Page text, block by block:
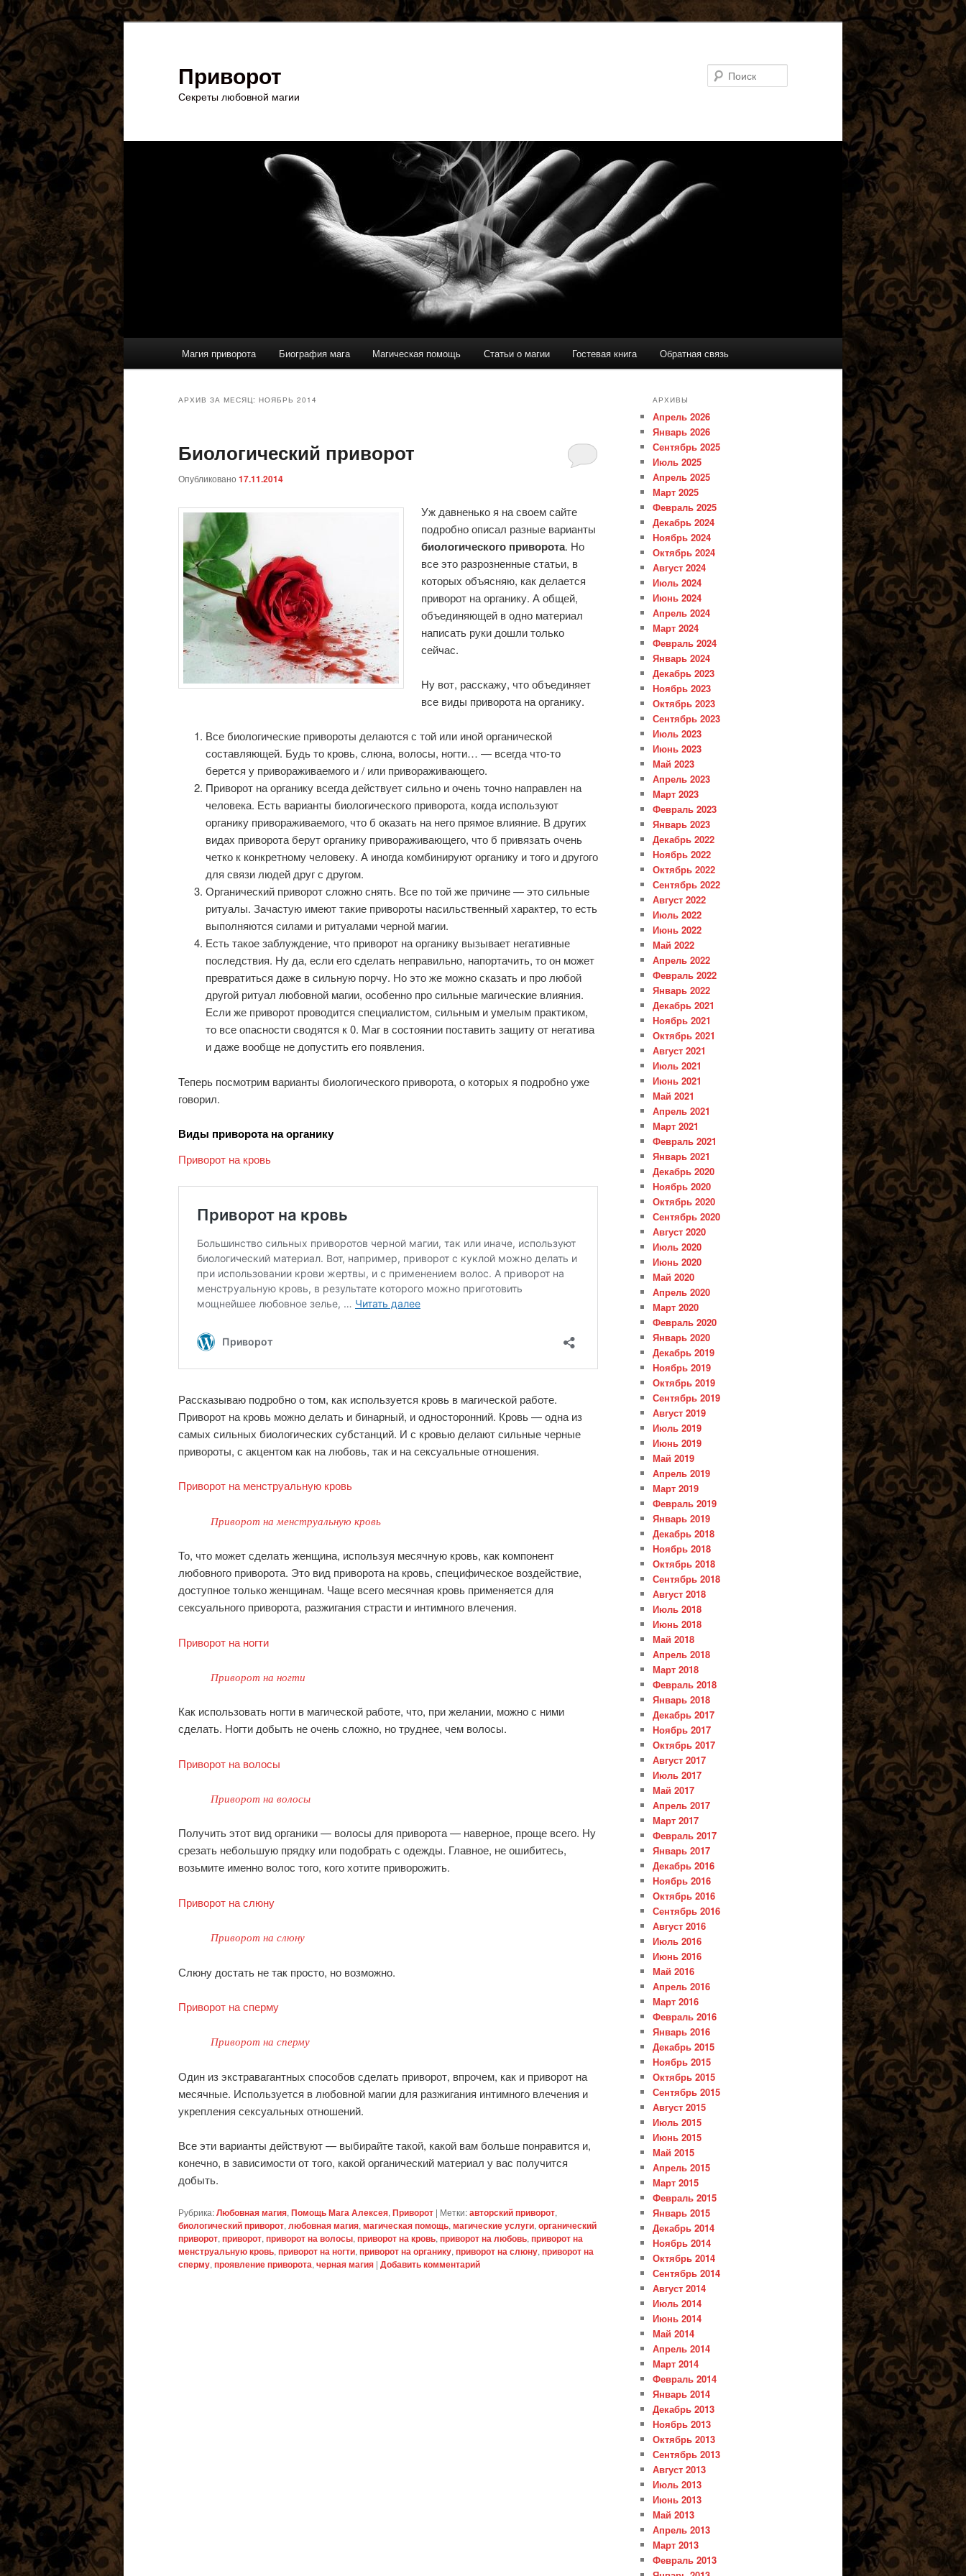
Перейти
к
основному
содержимому
Перейти
к
дополнительному
содержимому
Приворот
Секреты любовной магии
Магия приворота Биография мага Магическая помощь Статьи о магии Гостевая книга Обратная связь
АРХИВ ЗА МЕСЯЦ: НОЯБРЬ 2014
Биологический приворот
Опубликовано 17.11.2014
Уж давненько я на своем сайте
подробно описал разные варианты
биологического приворота. Но
все это разрозненные статьи, в
которых объясняю, как делается
приворот на органику. А общей,
объединяющей в одно материал
написать руки дошли только
сейчас.
Ну вот, расскажу, что объединяет
все виды приворота на органику.
Все биологические привороты делаются с той или иной органической
составляющей. Будь то кровь, слюна, волосы, ногти… — всегда что-то
берется у привораживаемого и / или привораживающего.
Приворот на органику всегда действует сильно и очень точно направлен на
человека. Есть варианты биологического приворота, когда используют
органику привораживаемого, что б оказать на него прямое влияние. В других
видах приворота берут органику привораживающего, что б привязать очень
четко к конкретному человеку. А иногда комбинируют органику и того и другого
для связи людей друг с другом.
Органический приворот сложно снять. Все по той же причине — это сильные
ритуалы. Зачастую имеют такие привороты насильственный характер, то есть
выполняются силами и ритуалами черной магии.
Есть такое заблуждение, что приворот на органику вызывает негативные
последствия. Ну да, если его сделать неправильно, напортачить, то он может
превратиться даже в сильную порчу. Но это же можно сказать и про любой
другой ритуал любовной магии, особенно про сильные магические влияния.
Если же приворот проводится специалистом, сильным и умелым практиком,
то все опасности сводятся к 0. Маг в состоянии поставить защиту от негатива
и даже вообще не допустить его появления.
Теперь посмотрим варианты биологического приворота, о которых я подробно уже
говорил.
Виды приворота на органику
Приворот на кровь
Рассказываю подробно о том, как используется кровь в магической работе.
Приворот на кровь можно делать и бинарный, и односторонний. Кровь — одна из
самых сильных биологических субстанций. И с кровью делают сильные черные
привороты, с акцентом как на любовь, так и на сексуальные отношения.
Приворот на менструальную кровь
Приворот на менструальную кровь
То, что может сделать женщина, используя месячную кровь, как компонент
любовного приворота. Это вид приворота на кровь, специфическое воздействие,
доступное только женщинам. Чаще всего месячная кровь применяется для
сексуального приворота, разжигания страсти и интимного влечения.
Приворот на ногти
Приворот на ногти
Как использовать ногти в магической работе, что, при желании, можно с ними
сделать. Ногти добыть не очень сложно, но труднее, чем волосы.
Приворот на волосы
Приворот на волосы
Получить этот вид органики — волосы для приворота — наверное, проще всего. Ну
срезать небольшую прядку или подобрать с одежды. Главное, не ошибитесь,
возьмите именно волос того, кого хотите приворожить.
Приворот на слюну
Приворот на слюну
Слюну достать не так просто, но возможно.
Приворот на сперму
Приворот на сперму
Один из экстравагантных способов сделать приворот, впрочем, как и приворот на
месячные. Используется в любовной магии для разжигания интимного влечения и
укрепления сексуальных отношений.
Все эти варианты действуют — выбирайте такой, какой вам больше понравится и,
конечно, в зависимости от того, какой органический материал у вас получится
добыть.
Рубрика:Любовная магия, Помощь Мага Алексея, Приворот | Метки:авторский приворот,
биологический приворот, любовная магия, магическая помощь, магические услуги, органический
приворот, приворот, приворот на волосы, приворот на кровь, приворот на любовь, приворот на
менструальную кровь, приворот на ногти, приворот на органику, приворот на слюну, приворот на
сперму, проявление приворота, черная магия | Добавить комментарий
АРХИВЫ
Апрель 2026
Январь 2026
Сентябрь 2025
Июль 2025
Апрель 2025
Март 2025
Февраль 2025
Декабрь 2024
Ноябрь 2024
Октябрь 2024
Август 2024
Июль 2024
Июнь 2024
Апрель 2024
Март 2024
Февраль 2024
Январь 2024
Декабрь 2023
Ноябрь 2023
Октябрь 2023
Сентябрь 2023
Июль 2023
Июнь 2023
Май 2023
Апрель 2023
Март 2023
Февраль 2023
Январь 2023
Декабрь 2022
Ноябрь 2022
Октябрь 2022
Сентябрь 2022
Август 2022
Июль 2022
Июнь 2022
Май 2022
Апрель 2022
Февраль 2022
Январь 2022
Декабрь 2021
Ноябрь 2021
Октябрь 2021
Август 2021
Июль 2021
Июнь 2021
Май 2021
Апрель 2021
Март 2021
Февраль 2021
Январь 2021
Декабрь 2020
Ноябрь 2020
Октябрь 2020
Сентябрь 2020
Август 2020
Июль 2020
Июнь 2020
Май 2020
Апрель 2020
Март 2020
Февраль 2020
Январь 2020
Декабрь 2019
Ноябрь 2019
Октябрь 2019
Сентябрь 2019
Август 2019
Июль 2019
Июнь 2019
Май 2019
Апрель 2019
Март 2019
Февраль 2019
Январь 2019
Декабрь 2018
Ноябрь 2018
Октябрь 2018
Сентябрь 2018
Август 2018
Июль 2018
Июнь 2018
Май 2018
Апрель 2018
Март 2018
Февраль 2018
Январь 2018
Декабрь 2017
Ноябрь 2017
Октябрь 2017
Август 2017
Июль 2017
Май 2017
Апрель 2017
Март 2017
Февраль 2017
Январь 2017
Декабрь 2016
Ноябрь 2016
Октябрь 2016
Сентябрь 2016
Август 2016
Июль 2016
Июнь 2016
Май 2016
Апрель 2016
Март 2016
Февраль 2016
Январь 2016
Декабрь 2015
Ноябрь 2015
Октябрь 2015
Сентябрь 2015
Август 2015
Июль 2015
Июнь 2015
Май 2015
Апрель 2015
Март 2015
Февраль 2015
Январь 2015
Декабрь 2014
Ноябрь 2014
Октябрь 2014
Сентябрь 2014
Август 2014
Июль 2014
Июнь 2014
Май 2014
Апрель 2014
Март 2014
Февраль 2014
Январь 2014
Декабрь 2013
Ноябрь 2013
Октябрь 2013
Сентябрь 2013
Август 2013
Июль 2013
Июнь 2013
Май 2013
Апрель 2013
Март 2013
Февраль 2013